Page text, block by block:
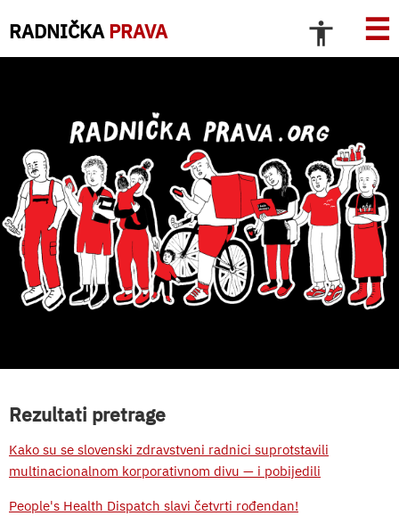
RADNIČKA PRAVA ☰
Rezultati pretrage
Kako su se slovenski zdravstveni radnici suprotstavili
multinacionalnom korporativnom divu — i pobijedili
People's Health Dispatch slavi četvrti rođendan!